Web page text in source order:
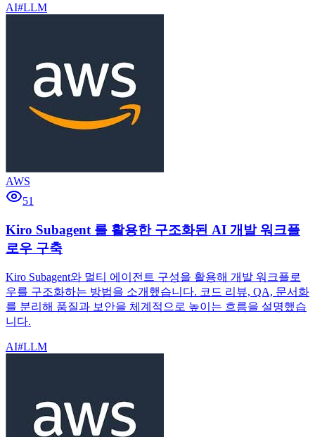
AI#LLM
AWS
51
Kiro Subagent 를 활용한 구조화된 AI 개발 워크플
로우 구축
Kiro Subagent와 멀티 에이전트 구성을 활용해 개발 워크플로
우를 구조화하는 방법을 소개했습니다. 코드 리뷰, QA, 문서화
를 분리해 품질과 보안을 체계적으로 높이는 흐름을 설명했습
니다.
AI#LLM